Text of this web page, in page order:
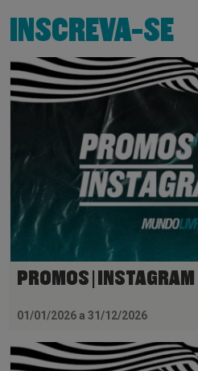
INSCREVA-SE
PROMOS |
01/01/2026 a 31/12/2026